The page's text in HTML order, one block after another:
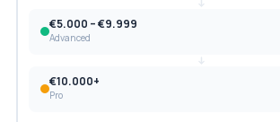
€5.000 – €9.999
Advanced
€10.000+
Pro